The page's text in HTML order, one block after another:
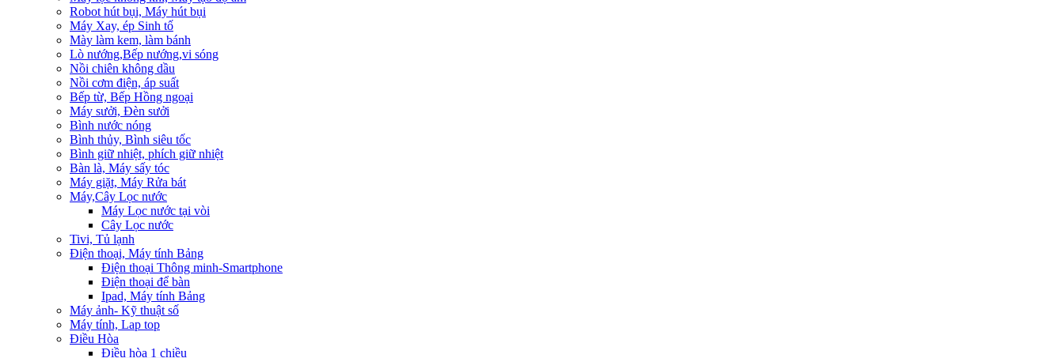
Robot hút bụi, Máy hút bụi
Máy Xay, ép Sinh tố
Mày làm kem, làm bánh
Lò nướng,Bếp nướng,vi sóng
Nồi chiên không dầu
Nồi cơm điện, áp suất
Bếp từ, Bếp Hồng ngoại
Máy sưởi, Đèn sưởi
Bình nước nóng
Bình thủy, Bình siêu tốc
Bình giữ nhiệt, phích giữ nhiệt
Bàn là, Máy sấy tóc
Máy giặt, Máy Rửa bát
Máy,Cây Lọc nước
Máy Lọc nước tại vòi
Cây Lọc nước
Tivi, Tủ lạnh
Điện thoại, Máy tính Bảng
Điện thoại Thông minh-Smartphone
Điện thoại để bàn
Ipad, Máy tính Bảng
Máy ảnh- Kỹ thuật số
Máy tính, Lap top
Điều Hòa
Điều hòa 1 chiều